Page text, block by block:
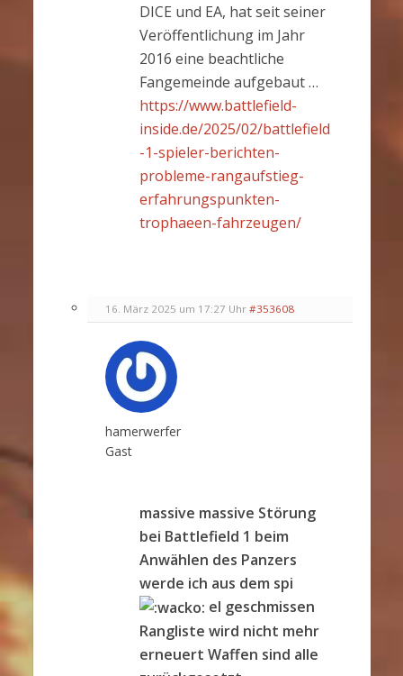
DICE und EA, hat seit seiner
Veröffentlichung im Jahr
2016 eine beachtliche
Fangemeinde aufgebaut …
https://www.battlefield-
inside.de/2025/02/battlefield
-1-spieler-berichten-
probleme-rangaufstieg-
erfahrungspunkten-
trophaeen-fahrzeugen/
16. März 2025 um 17:27 Uhr #353608
hamerwerfer
Gast
massive massive Störung
bei Battlefield 1 beim
Anwählen des Panzers
werde ich aus dem spi
el geschmissen
Rangliste wird nicht mehr
erneuert Waffen sind alle